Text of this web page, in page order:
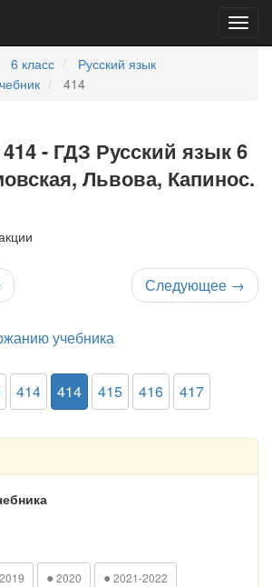
6 класс
Русский язык
414
- ГДЗ Русский язык 6
Львова, Капинос.
Следующее →
учебника
414 414 415 416 417
2019 ● 2020 ● 2021-2022